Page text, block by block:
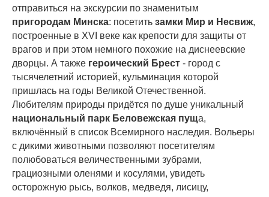
отправиться на экскурсии по знаменитым
пригородам Минска: посетить замки Мир и Несвиж,
построенные в XVI веке как крепости для защиты от
врагов и при этом немного похожие на диснеевские
дворцы. А также героический Брест - город с
тысячелетний историей, кульминация которой
пришлась на годы Великой Отечественной.
Любителям природы придётся по душе уникальный
национальный парк Беловежская пуща,
включённый в список Всемирного наследия. Вольеры
с дикими животными позволяют посетителям
полюбоваться величественными зубрами,
грациозными оленями и косулями, увидеть
осторожную рысь, волков, медведя, лисицу,